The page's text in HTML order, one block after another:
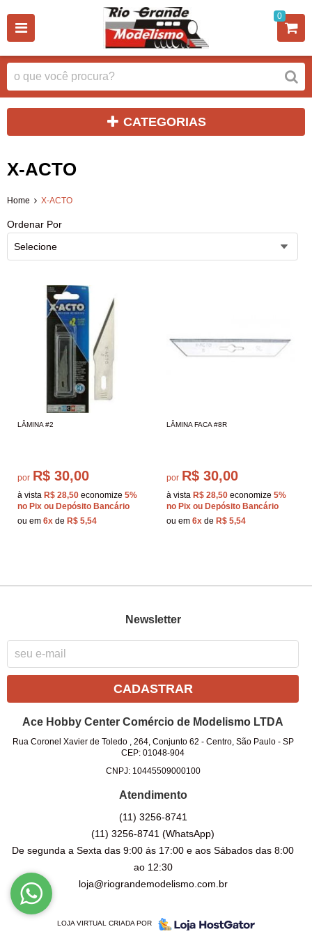
0
CATEGORIAS
X-ACTO
Home X-ACTO
Ordenar Por
Selecione
LÂMINA #2
por R$ 30,00
à vista R$ 28,50 economize 5%
no Pix ou Depósito Bancário
ou em 6x de R$ 5,54
LÂMINA FACA #8R
por R$ 30,00
à vista R$ 28,50 economize 5%
no Pix ou Depósito Bancário
ou em 6x de R$ 5,54
Newsletter
CADASTRAR
Ace Hobby Center Comércio de Modelismo LTDA
Rua Coronel Xavier de Toledo , 264, Conjunto 62 - Centro, São Paulo- SP
CEP: 01048-904
CNPJ: 10445509000100
Atendimento
(11) 3256-8741
(11) 3256-8741(WhatsApp)
De segunda a Sexta das 9:00 ás 17:00 e aos Sábados das 8:00
ao 12:30
loja@riograndemodelismo.com.br
LOJA VIRTUAL CRIADA POR